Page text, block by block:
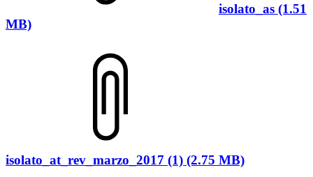
isolato_as (1.51
MB)
isolato_at_rev_marzo_2017 (1) (2.75 MB)